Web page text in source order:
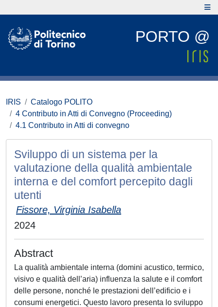
PORTO @
IRIS
Catalogo POLITO
4 Contributo in Atti di Convegno (Proceeding)
4.1 Contributo in Atti di convegno
Sviluppo di un sistema per la
valutazione della qualità ambientale
interna e del comfort percepito dagli
utenti
Fissore, Virginia Isabella
2024
Abstract
La qualità ambientale interna (domini acustico, termico,
visivo e qualità dell’aria) influenza la salute e il comfort
delle persone, nonché le prestazioni dell’edificio e i
consumi energetici. Questo lavoro presenta lo sviluppo